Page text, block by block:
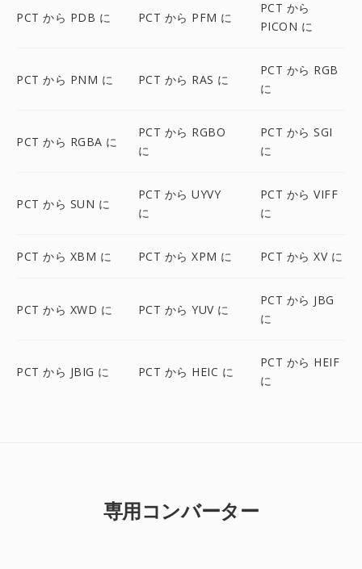
PCT から PDB に PCT から PFM に
PCT から
PICON に
PCT から PNM に PCT から RAS に
PCT から RGB
に
PCT から RGBA に
PCT から RGBO
に
PCT から SGI
に
PCT から SUN に
PCT から UYVY
に
PCT から VIFF
に
PCT から XBM に PCT から XPM に PCT から XV に
PCT から XWD に PCT から YUV に
PCT から JBG
に
PCT から JBIG に PCT から HEIC に
PCT から HEIF
に
専用コンバーター